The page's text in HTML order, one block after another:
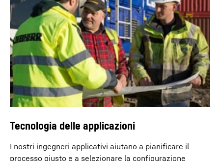
Tecnologia delle applicazioni
I nostri ingegneri applicativi aiutano a pianificare il
processo giusto e a selezionare la configurazione